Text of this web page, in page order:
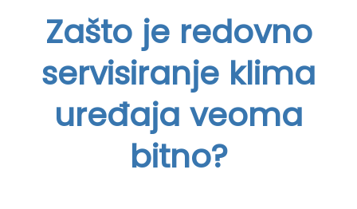
Zašto je redovno
servisiranje klima
uređaja veoma
bitno?